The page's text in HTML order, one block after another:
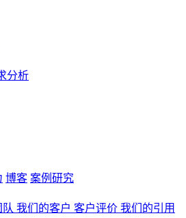
分析
博客 案例研究
我们的客户 客户评价 我们的引用